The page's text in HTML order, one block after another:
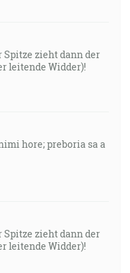
Spitze zieht dann der
leitende Widder)!
hore; preboria sa a
Spitze zieht dann der
leitende Widder)!